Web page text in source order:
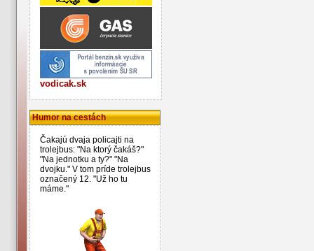
vodicak.sk
Humor na cestách
Čakajú dvaja policajti na
trolejbus: "Na ktorý čakáš?"
"Na jednotku a ty?" "Na
dvojku." V tom príde trolejbus
označený 12. "Už ho tu
máme."